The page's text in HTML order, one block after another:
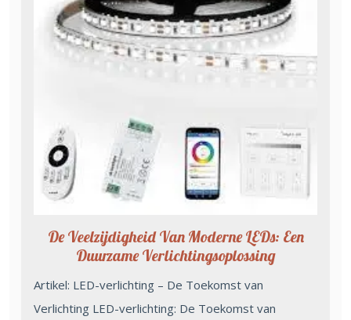
De Veelzijdigheid Van Moderne LEDs: Een
Duurzame Verlichtingsoplossing
Artikel: LED-verlichting – De Toekomst van
Verlichting LED-verlichting: De Toekomst van